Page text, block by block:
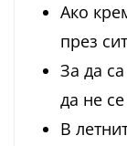
Ако
през
За да
да не
В